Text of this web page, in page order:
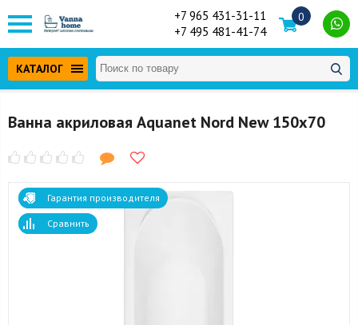
+7 965 431-31-11
+7 495 481-41-74
0
КАТАЛОГ
Ванна акриловая Aquanet Nord New 150x70
Гарантия производителя
Сравнить